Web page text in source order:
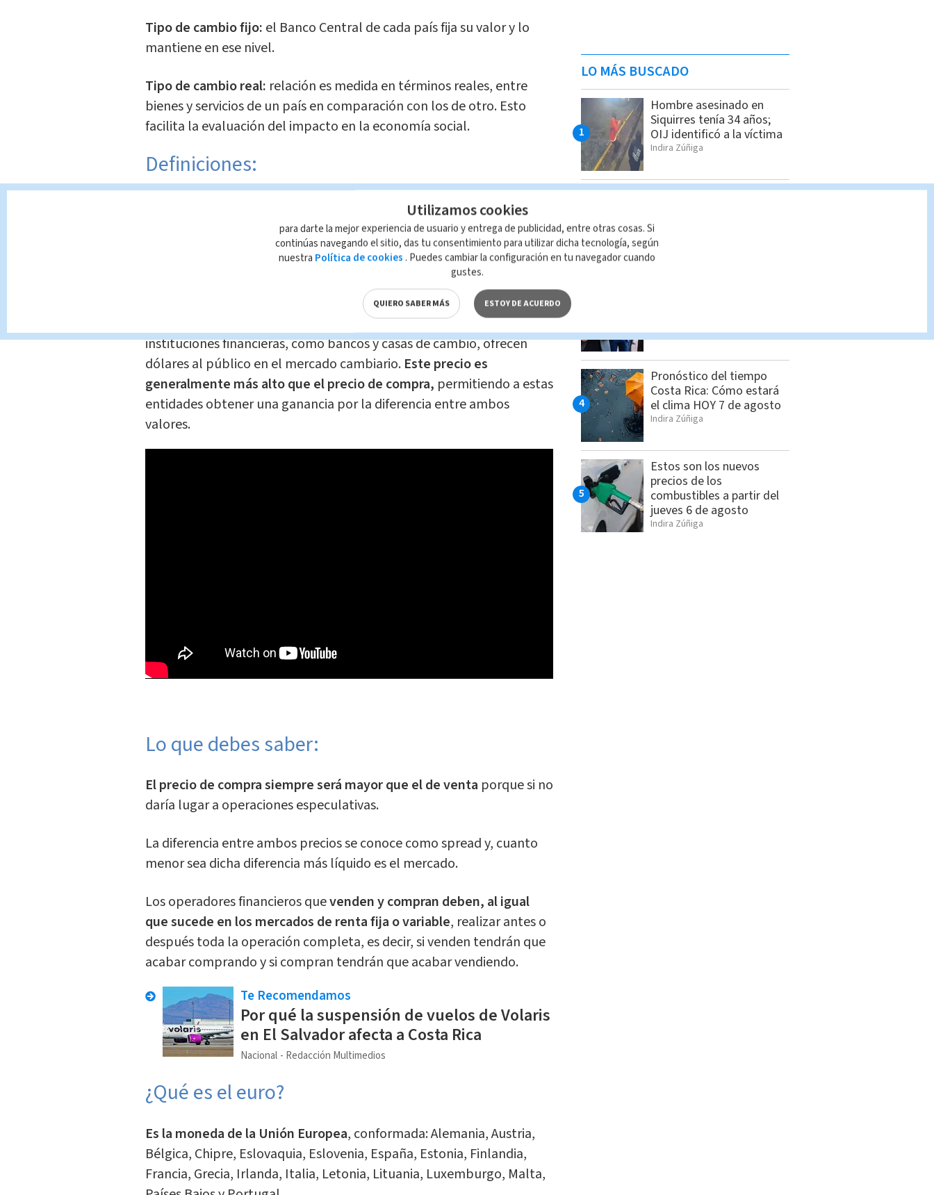
Tipo de cambio fijo: el Banco Central de cada país fija su valor y lo
mantiene en ese nivel.
Tipo de cambio real: relación es medida en términos reales, entre
bienes y servicios de un país en comparación con los de otro. Esto
facilita la evaluación del impacto en la economía social.
Definiciones:
El precio de compra del dólar es el valor que las
instituciones financieras, como bancos y casas de cambio, están
dispuestas a pagar por adquirir dólares en el mercado cambiario.Este
precio suele ser inferior al precio de venta,lo que permite a estas
entidades obtener una ganancia en las transacciones.
El precio de venta del dólar es el valor al cual las
instituciones financieras, como bancos y casas de cambio, ofrecen
dólares al público en el mercado cambiario. Este precio es
generalmente más alto que el precio de compra, permitiendo a estas
entidades obtener una ganancia por la diferencia entre ambos
valores.
Lo que debes saber:
El precio de compra siempre será mayor que el de venta porque si no
daría lugar a operaciones especulativas.
La diferencia entre ambos precios se conoce como spread y, cuanto
menor sea dicha diferencia más líquido es el mercado.
Los operadores financieros quevenden y compran deben, al igual
que sucede en los mercados de renta fija o variable, realizar antes o
después toda la operación completa, es decir, si venden tendrán que
acabar comprando y si compran tendrán que acabar vendiendo.
Te Recomendamos
Por qué la suspensión de vuelos de Volaris
en El Salvador afecta a Costa Rica
Nacional Redacción Multimedios
¿Qué es el euro?
Es la moneda de la Unión Europea, conformada: Alemania, Austria,
Bélgica, Chipre, Eslovaquia, Eslovenia, España, Estonia, Finlandia,
Francia, Grecia, Irlanda, Italia, Letonia, Lituania, Luxemburgo, Malta,
LO MÁS BUSCADO
Hombre asesinado en
Siquirres tenía 34 años;
OIJ identificó a la víctima
Indira Zúñiga
Dólar en Costa Rica: Tipo
viernes 7 de agosto
Indira Zúñiga
Cristian Segura
Pronóstico del tiempo
Costa Rica: Cómo estará
el clima HOY 7 de agosto
Indira Zúñiga
Estos son los nuevos
precios de los
combustibles a partir del
jueves 6 de agosto
Indira Zúñiga
Utilizamos cookies
para darte la mejor experiencia de usuario y entrega de publicidad, entre otras cosas. Si
continúas navegando el sitio, das tu consentimiento para utilizar dicha tecnología, según
nuestra Política de cookies . Puedes cambiar la configuración en tu navegador cuando
gustes.
QUIERO SABER MÁS ESTOY DE ACUERDO